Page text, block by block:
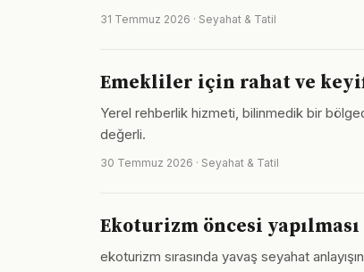
31 Temmuz 2026 · Seyahat & Tatil
Emekliler için rahat ve
Yerel rehberlik hizmeti, bilinmedik bir
değerli.
30 Temmuz 2026 · Seyahat & Tatil
Ekoturizm öncesi
ekoturizm sırasında yavaş seyahat